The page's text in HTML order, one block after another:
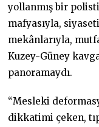
yollanmış bir
mafyasıyla,
mekânlarıyla,
Kuzey-Güney
panoramaydı.
“Mesleki
dikkatimi çeken,